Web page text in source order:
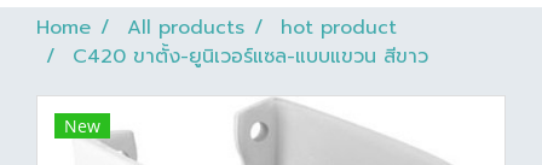
Home All products
hot product
C420 ขาตั้ง-ยูนิเวอร์แซล-แบบแขวน สีขาว
New